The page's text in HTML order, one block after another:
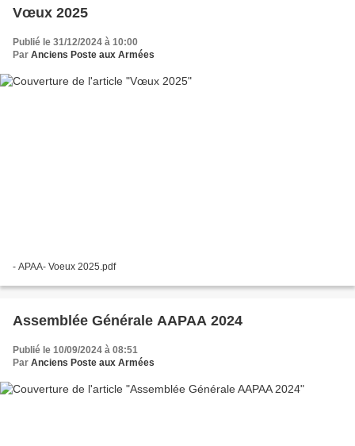
Vœux 2025
Publié le 31/12/2024 à 10:00
Par Anciens Poste aux Armées
- APAA- Voeux 2025.pdf
Assemblée Générale AAPAA 2024
Publié le 10/09/2024 à 08:51
Par Anciens Poste aux Armées